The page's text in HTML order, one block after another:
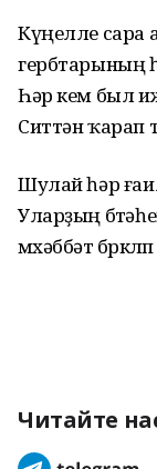
Күңелле сара
гербтарының
Һәр кем был
Ситтән ҡарап
Шулай һәр
Уларҙың
мөхәббәт
Читайте